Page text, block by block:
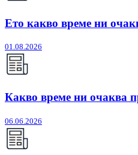
Ето какво време ни
01.08.2026
Какво време ни очаква
06.06.2026